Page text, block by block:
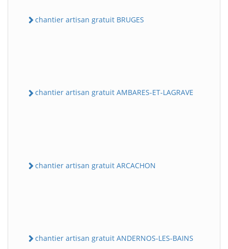
chantier artisan gratuit BRUGES
chantier artisan gratuit AMBARES-ET-LAGRAVE
chantier artisan gratuit ARCACHON
chantier artisan gratuit ANDERNOS-LES-BAINS